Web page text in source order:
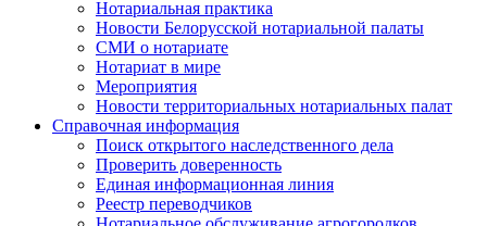
Нотариальная практика
Новости Белорусской нотариальной палаты
СМИ о нотариате
Нотариат в мире
Мероприятия
Новости территориальных нотариальных палат
Справочная информация
Поиск открытого наследственного дела
Проверить доверенность
Единая информационная линия
Реестр переводчиков